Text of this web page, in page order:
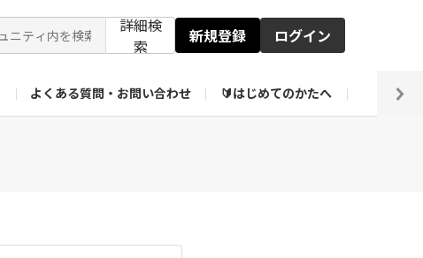
詳細検
索
新規登録 ログイン
よくある質問・お問い合わせ 🔰はじめてのかたへ 編集